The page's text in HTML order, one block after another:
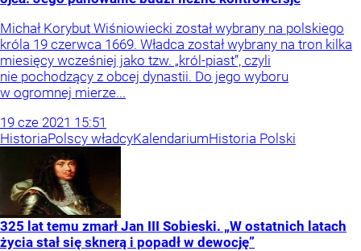
Michał Korybut Wiśniowiecki został wybrany na polskiego
króla 19 czerwca 1669. Władca został wybrany na tron kilka
miesięcy wcześniej jako tzw. „król-piast”, czyli
nie pochodzący z obcej dynastii. Do jego wyboru
w ogromnej mierze...
19 cze 2021 15:51
HistoriaPolscy władcyKalendariumHistoria Polski
325 lat temu zmarł Jan III Sobieski. „W ostatnich latach
życia stał się sknerą i popadł w dewocję”